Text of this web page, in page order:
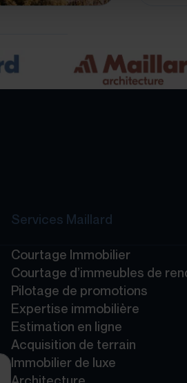
Services Maillard
Courtage Immobilier
Courtage d’immeubles de
Pilotage de promotions
Expertise immobilière
Estimation en ligne
Acquisition de terrain
Immobilier de luxe